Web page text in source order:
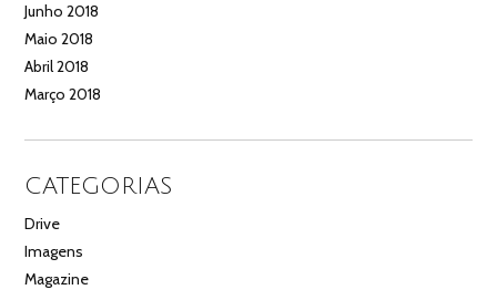
Junho 2018
Maio 2018
Abril 2018
Março 2018
CATEGORIAS
Drive
Imagens
Magazine